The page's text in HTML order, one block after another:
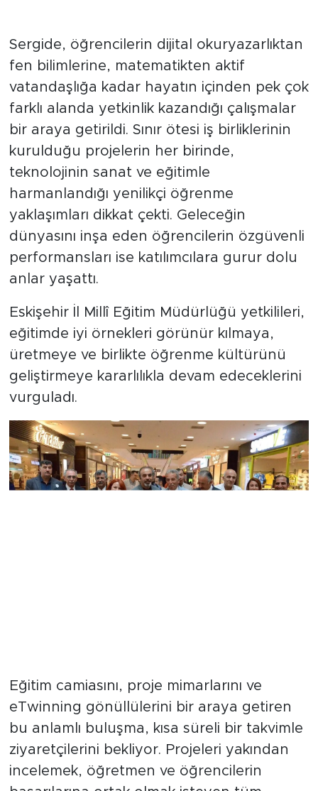
Sergide, öğrencilerin dijital okuryazarlıktan
fen bilimlerine, matematikten aktif
vatandaşlığa kadar hayatın içinden pek çok
farklı alanda yetkinlik kazandığı çalışmalar
bir araya getirildi. Sınır ötesi iş birliklerinin
kurulduğu projelerin her birinde,
teknolojinin sanat ve eğitimle
harmanlandığı yenilikçi öğrenme
yaklaşımları dikkat çekti. Geleceğin
dünyasını inşa eden öğrencilerin özgüvenli
performansları ise katılımcılara gurur dolu
anlar yaşattı.
Eskişehir İl Millî Eğitim Müdürlüğü yetkilileri,
eğitimde iyi örnekleri görünür kılmaya,
üretmeye ve birlikte öğrenme kültürünü
geliştirmeye kararlılıkla devam edeceklerini
vurguladı.
Eğitim camiasını, proje mimarlarını ve
eTwinning gönüllülerini bir araya getiren
bu anlamlı buluşma, kısa süreli bir takvimle
ziyaretçilerini bekliyor. Projeleri yakından
incelemek, öğretmen ve öğrencilerin